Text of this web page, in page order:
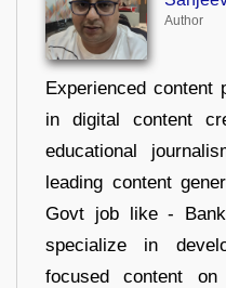
Author
Experienced content
in digital content
educational
leading content
Govt job like -
specialize in
focused content